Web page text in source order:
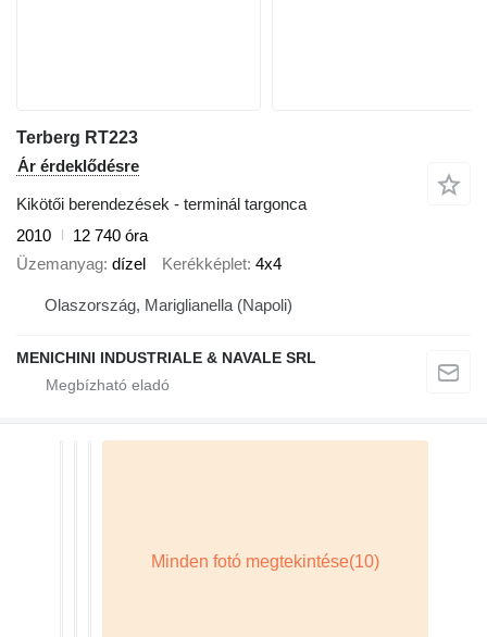
Terberg RT223
Ár érdeklődésre
Kikötői berendezések - terminál targonca
2010
12 740 óra
Üzemanyag dízel Kerékképlet 4x4
Olaszország, Mariglianella (Napoli)
MENICHINI INDUSTRIALE & NAVALE SRL